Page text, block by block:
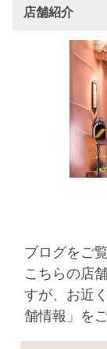
店舗紹介
ブログをご
こちらの店
すが、お近
舗情報」を